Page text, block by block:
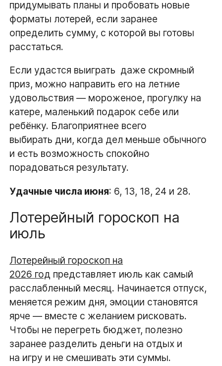
придумывать планы и пробовать новые
форматы лотерей, если заранее
определить сумму, с которой вы готовы
расстаться.
Если удастся выиграть даже скромный
приз, можно направить его на летние
удовольствия — мороженое, прогулку на
катере, маленький подарок себе или
ребёнку. Благоприятнее всего
выбирать дни, когда дел меньше обычного
и есть возможность спокойно
порадоваться результату.
Удачные числа июня: 6, 13, 18, 24 и 28.
Лотерейный гороскоп на
июль
Лотерейный гороскоп на
2026 год представляет июль как самый
расслабленный месяц. Начинается отпуск,
меняется режим дня, эмоции становятся
ярче — вместе с желанием рисковать.
Чтобы не перегреть бюджет, полезно
заранее разделить деньги на отдых и
на игру и не смешивать эти суммы.